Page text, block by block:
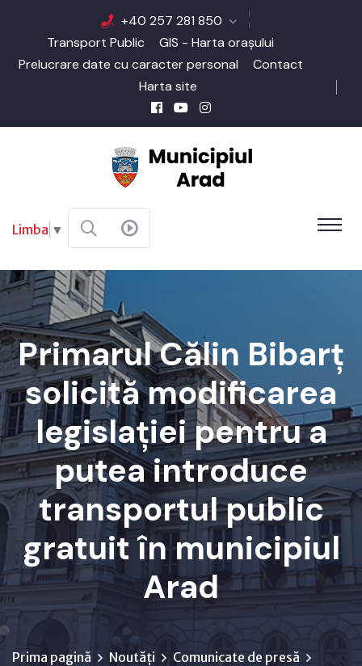
+40 257 281 850
Transport Public
GIS - Harta orașului
Prelucrare date cu caracter personal
Contact
Harta site
Limba ▼
Primarul Călin Bibarț
solicită modificarea
legislației pentru a
putea introduce
transportul public
gratuit în municipiul
Arad
Prima pagină Noutăți
Comunicate de presă